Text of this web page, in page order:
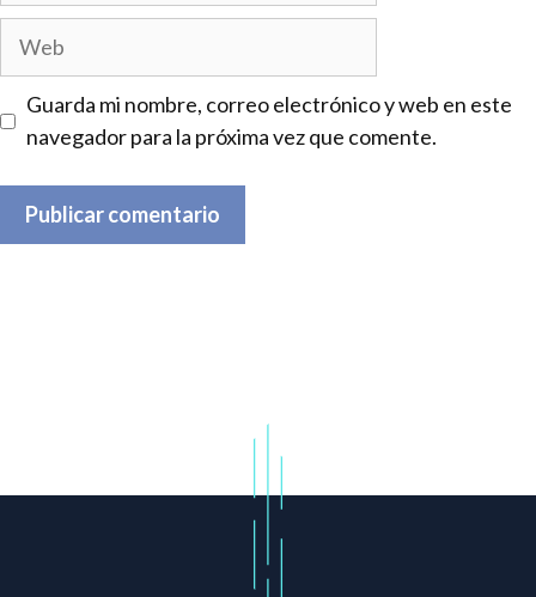
Guarda mi nombre, correo electrónico y web en este
navegador para la próxima vez que comente.